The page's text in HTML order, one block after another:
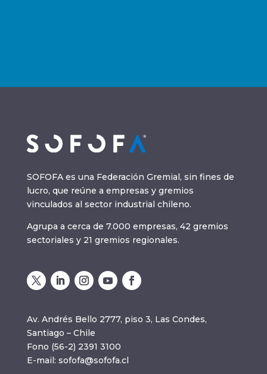
SOFOFA es una Federación Gremial, sin fines de
lucro, que reúne a empresas y gremios
vinculados al sector industrial chileno.
Agrupa a cerca de 7.000 empresas, 42 gremios
sectoriales y 21 gremios regionales.
Av. Andrés Bello 2777, piso 3, Las Condes,
Santiago – Chile
Fono (56-2) 2391 3100
E-mail: sofofa@sofofa.cl